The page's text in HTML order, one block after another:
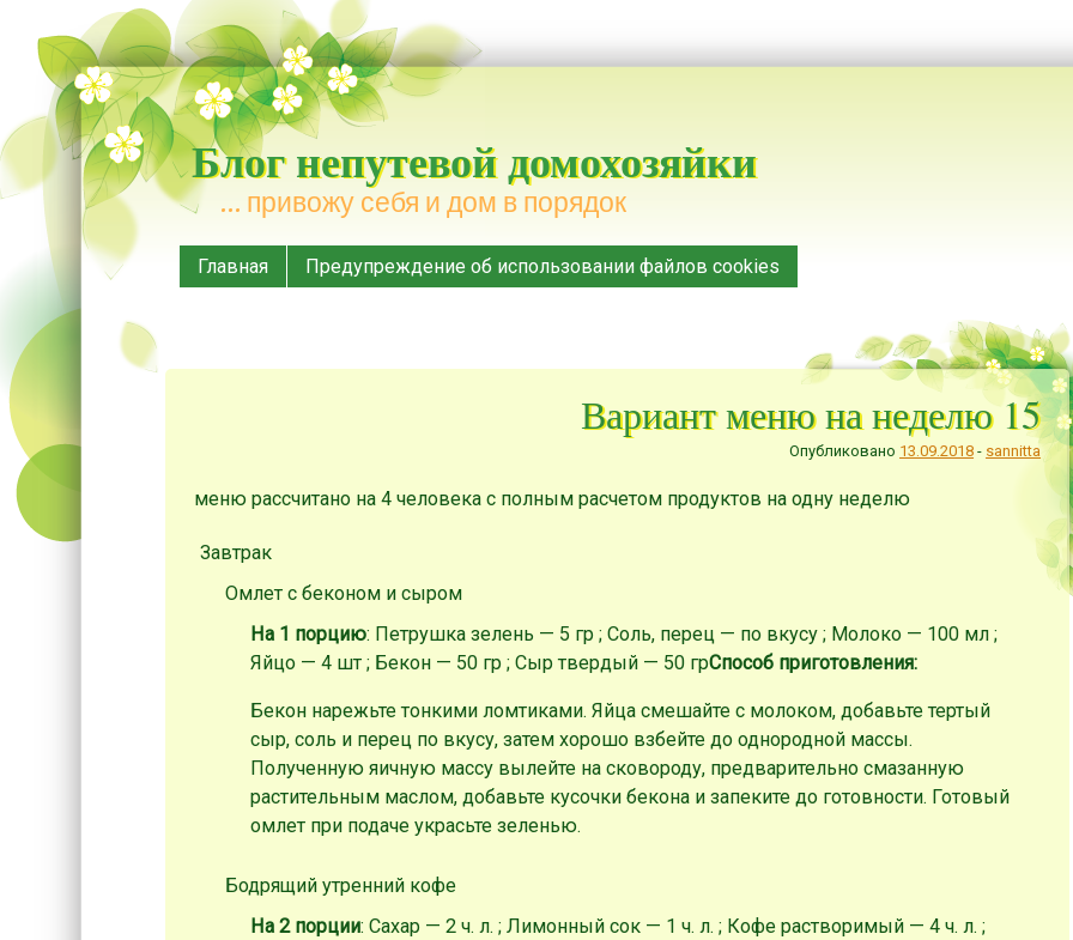
Блог непутевой домохозяйки
… привожу себя и дом в порядок
Меню
Наверх
Главная Предупреждение об использовании файлов cookies
Вариант меню на неделю 15
Опубликовано 13.09.2018 - sannitta
меню рассчитано на 4 человека с полным расчетом продуктов на одну неделю
Завтрак
Омлет с беконом и сыром
На 1 порцию: Петрушка зелень — 5 гр ; Соль, перец — по вкусу ; Молоко — 100 мл ;
Яйцо — 4 шт ; Бекон — 50 гр ; Сыр твердый — 50 грСпособ приготовления:
Бекон нарежьте тонкими ломтиками. Яйца смешайте с молоком, добавьте тертый
сыр, соль и перец по вкусу, затем хорошо взбейте до однородной массы.
Полученную яичную массу вылейте на сковороду, предварительно смазанную
растительным маслом, добавьте кусочки бекона и запеките до готовности. Готовый
омлет при подаче украсьте зеленью.
Бодрящий утренний кофе
На 2 порции: Сахар — 2 ч. л. ; Лимонный сок — 1 ч. л. ; Кофе растворимый — 4 ч. л. ;